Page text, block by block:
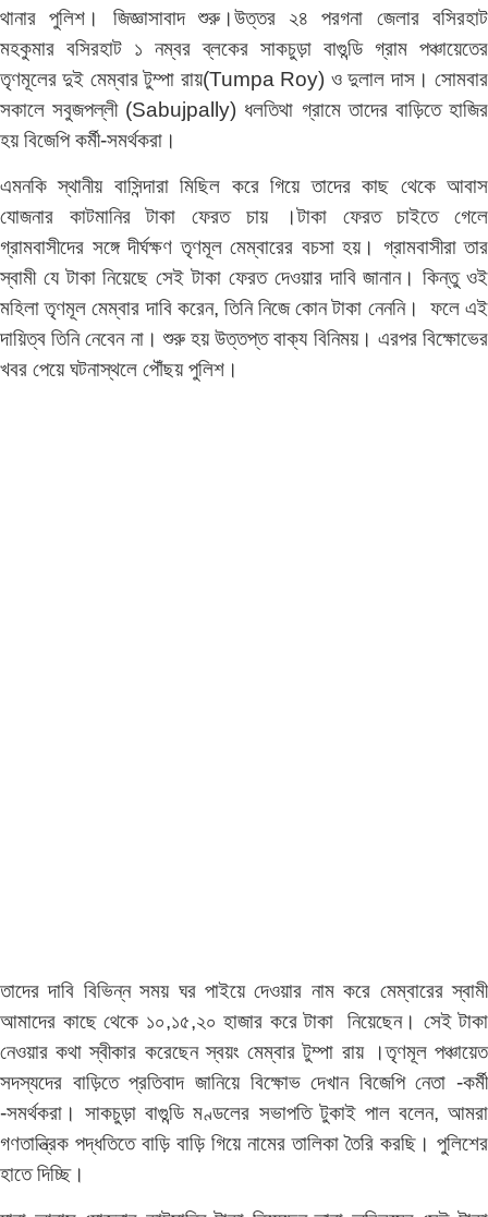
থানার পুলিশ। জিজ্ঞাসাবাদ শুরু।উত্তর ২৪ পরগনা জেলার বসিরহাট
মহকুমার বসিরহাট ১ নম্বর ব্লকের সাকচুড়া বাগুন্ডি গ্রাম পঞ্চায়েতের
তৃণমূলের দুই মেম্বার টুম্পা রায়(Tumpa Roy) ও দুলাল দাস। সোমবার
সকালে সবুজপল্লী (Sabujpally) ধলতিথা গ্রামে তাদের বাড়িতে হাজির
হয় বিজেপি কর্মী-সমর্থকরা।
এমনকি স্থানীয় বাসিন্দারা মিছিল করে গিয়ে তাদের কাছ থেকে আবাস
যোজনার কাটমানির টাকা ফেরত চায় ।টাকা ফেরত চাইতে গেলে
গ্রামবাসীদের সঙ্গে দীর্ঘক্ষণ তৃণমূল মেম্বারের বচসা হয়। গ্রামবাসীরা তার
স্বামী যে টাকা নিয়েছে সেই টাকা ফেরত দেওয়ার দাবি জানান। কিন্তু ওই
মহিলা তৃণমূল মেম্বার দাবি করেন, তিনি নিজে কোন টাকা নেননি। ফলে এই
দায়িত্ব তিনি নেবেন না। শুরু হয় উত্তপ্ত বাক্য বিনিময়। এরপর বিক্ষোভের
খবর পেয়ে ঘটনাস্থলে পৌঁছয় পুলিশ।
তাদের দাবি বিভিন্ন সময় ঘর পাইয়ে দেওয়ার নাম করে মেম্বারের স্বামী
আমাদের কাছে থেকে ১০,১৫,২০ হাজার করে টাকা নিয়েছেন। সেই টাকা
নেওয়ার কথা স্বীকার করেছেন স্বয়ং মেম্বার টুম্পা রায় ।তৃণমূল পঞ্চায়েত
সদস্যদের বাড়িতে প্রতিবাদ জানিয়ে বিক্ষোভ দেখান বিজেপি নেতা -কর্মী
-সমর্থকরা। সাকচুড়া বাগুন্ডি মণ্ডলের সভাপতি টুকাই পাল বলেন, আমরা
গণতান্ত্রিক পদ্ধতিতে বাড়ি বাড়ি গিয়ে নামের তালিকা তৈরি করছি। পুলিশের
হাতে দিচ্ছি।